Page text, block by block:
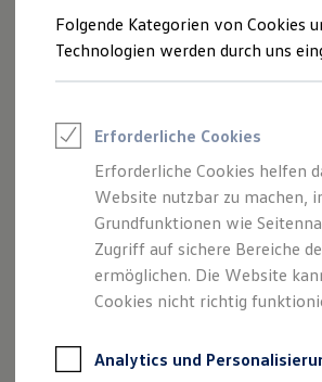
Saisonangebote
Reifenpakete
Leasing
Leasing-Angebote
Elektroauto Leasing
Kleinwagen-Leasing
Leasing ohne Anzahlung
Finanzierung
Autokredit mit
Versicherungen und Garantien
Kfz-Versicherung
Garantien
Professional Class bei
Wolfsburger Stadtwappen aus. Das
kann dank rückseitiger Klebeschicht
angebracht werden. Fragen Sie das
Dekorfolie „Wolfsburg Wappen“
Folgende Kategorien von Cookies
Technologien werden durch uns
Erforderliche Cookies
Erforderliche Cookies helfen
Website nutzbar zu machen,
Grundfunktionen wie
Zugriff auf sichere Bereiche
ermöglichen. Die Website
Cookies nicht richtig
Analytics und